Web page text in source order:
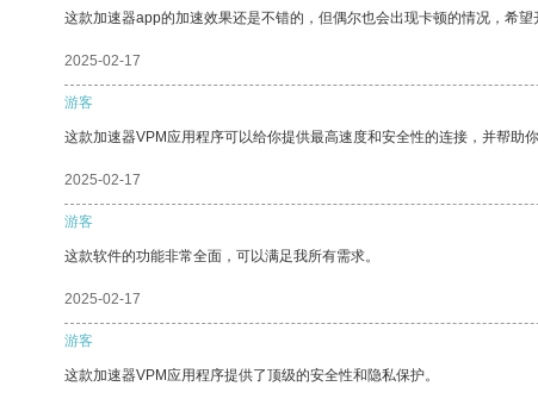
这款加速器app的加速效果还是不错的，但偶尔也会出现卡顿的情况，希望
2025-02-17
游客
这款加速器VPM应用程序可以给你提供最高速度和安全性的连接，并帮助你
2025-02-17
游客
这款软件的功能非常全面，可以满足我所有需求。
2025-02-17
游客
这款加速器VPM应用程序提供了顶级的安全性和隐私保护。